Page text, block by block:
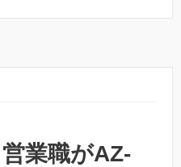
営業職がAZ-